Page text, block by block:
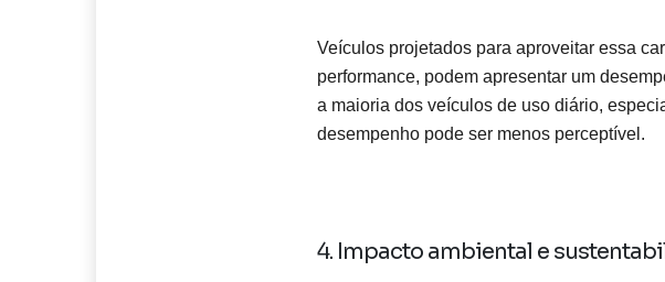
Veículos projetados para aproveitar essa
performance, podem apresentar um
a maioria dos veículos de uso diário,
desempenho pode ser menos perceptível.
4. Impacto ambiental e